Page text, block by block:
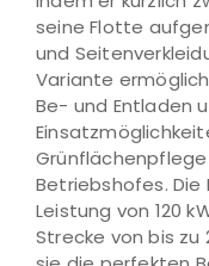
seine Flotte
und
Variante
Be- und Entladen
Betriebshofes.
Leistung von 120
Strecke von bis zu